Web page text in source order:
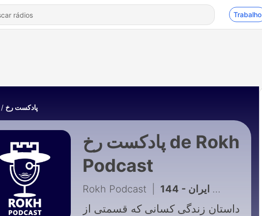
Trabalho
پادکست رخ
پادکست رخ de Rokh
Podcast
Rokh Podcast 144 - ونس و روبیو و جنگ ایران
داستان زندگی کسانی که قسمتی از